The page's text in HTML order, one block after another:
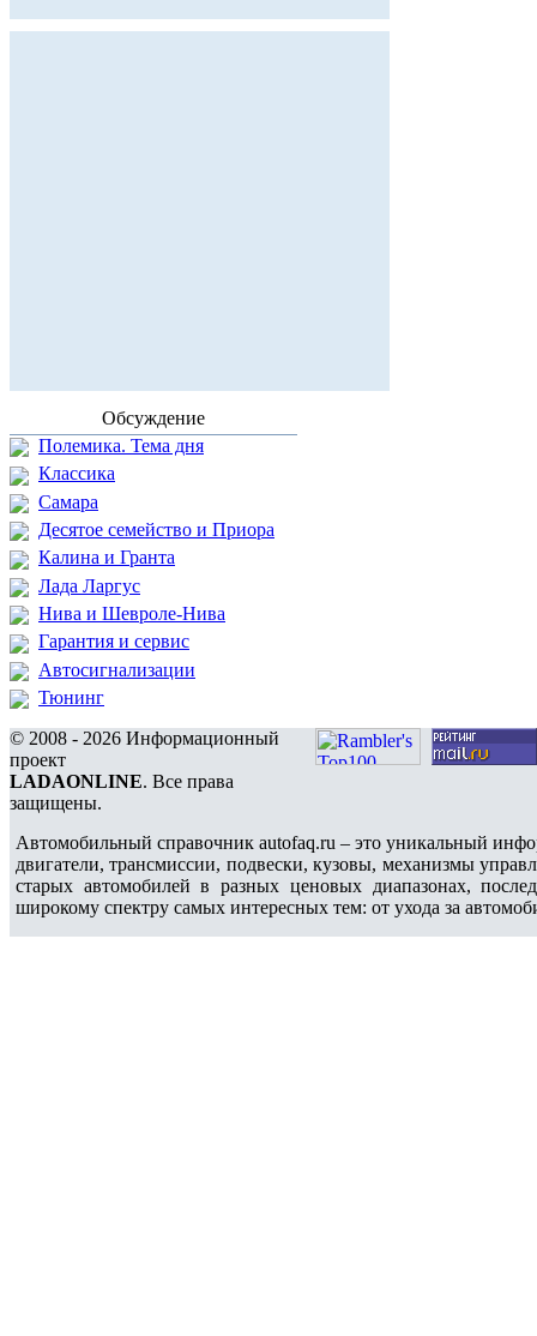
Обсуждение
Полемика. Тема дня
Классика
Самара
Десятое семейство и Приора
Калина и Гранта
Лада Ларгус
Нива и Шевроле-Нива
Гарантия и сервис
Автосигнализации
Тюнинг
© 2008 - 2026 Информационный
проект
LADAONLINE. Все права
защищены.
Автомобильный справочник autofaq.ru – это уникальный
двигатели, трансмиссии, подвески, кузовы, механизмы
старых автомобилей в разных ценовых диапазонах,
широкому спектру самых интересных тем: от ухода за